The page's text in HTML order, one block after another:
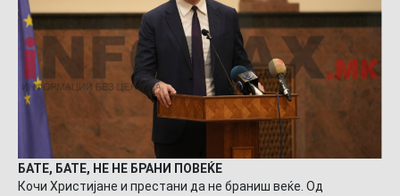
БАТЕ, БАТЕ, НЕ НЕ БРАНИ ПОВЕЌЕ
Кочи Христијане и престани да не браниш веќе. Од